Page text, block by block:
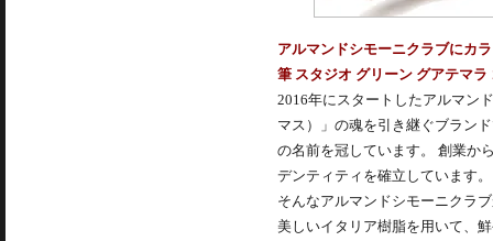
アルマンドシモーニクラブにカ
筆 スタジオ グリーン グアテマラ
2016年にスタートしたアルマン
マス）」の魂を引き継ぐブラン
の名前を冠しています。 創業か
デンティティを確立しています。
そんなアルマンドシモーニクラ
美しいイタリア樹脂を用いて、